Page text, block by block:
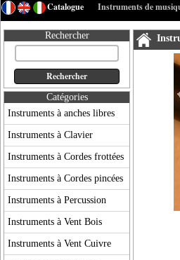
Catalogue Instruments de
Rechercher
Catégories
Instruments à anches libres
Instruments à Clavier
Instruments à Cordes frottées
Instruments à Cordes pincées
Instruments à Percussion
Instruments à Vent Bois
Instruments à Vent Cuivre